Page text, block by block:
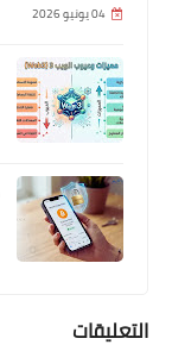
04 يونيو 2026
التعليقات